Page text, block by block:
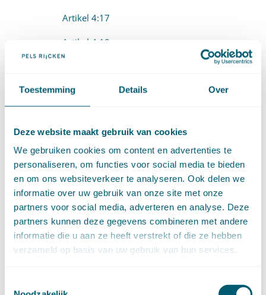
Toestemming Details Over
Deze website maakt gebruik van cookies
We gebruiken cookies om content en advertenties te
personaliseren, om functies voor social media te bieden
en om ons websiteverkeer te analyseren. Ook delen we
informatie over uw gebruik van onze site met onze
partners voor social media, adverteren en analyse. Deze
partners kunnen deze gegevens combineren met andere
informatie die u aan ze heeft verstrekt of die ze hebben
verzameld op basis van uw gebruik van hun services.
Artikel 4:17
Artikel 4:18
Artikel 4:20
tijdig beslissen (artt. 4:20a-4:20f)
Artikel 4:20a
Artikel 4:20b
Artikel 4:20c
Artikel 4:20d
Artikel 4:20e